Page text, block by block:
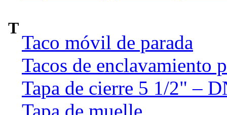
T
Taco móvil de parada
Tacos de enclavamiento
Tapa de cierre 5 1/2" –
Tapa de muelle